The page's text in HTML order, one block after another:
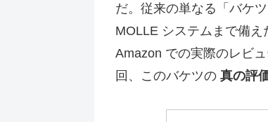
だ。従来の単なる「バケ
MOLLE システムまで備え
Amazon での実際のレビ
回、このバケツの 真の評